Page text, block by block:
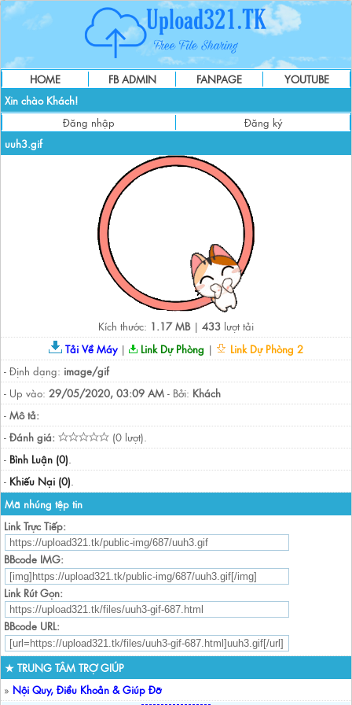
HOME FB ADMIN FANPAGE
YOUTUBE
Xin chào Khách!
Đăng nhập
Đăng ký
uuh3.gif
Kích thước: 1.17 MB| 433 lượt tải
Tải Về Máy| Link Dự Phòng |
Link Dự Phòng 2
- Định dạng: image/gif
- Up vào: 29/05/2020, 03:09 AM - Bởi: Khách
- Mô tả:
- Đánh giá:
(0 lượt).
- Bình Luận (0).
- Khiếu Nại (0).
Mã nhúng tệp tin
Link Trực Tiếp:
BBcode IMG:
Link Rút Gọn:
BBcode URL:
★ TRUNG TÂM TRỢ GIÚP
» Nội Quy, Điều Khoản & Giúp Đỡ